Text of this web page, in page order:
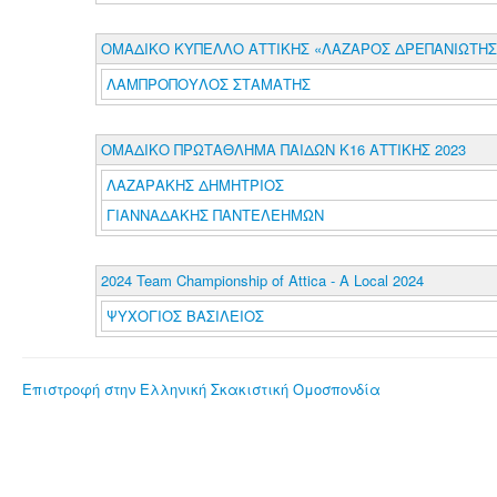
ΟΜΑΔΙΚΟ ΚΥΠΕΛΛΟ ΑΤΤΙΚΗΣ «ΛΑΖΑΡΟΣ
ΛΑΜΠΡΟΠΟΥΛΟΣ ΣΤΑΜΑΤΗΣ
ΟΜΑΔΙΚΟ ΠΡΩΤΑΘΛΗΜΑ ΠΑΙΔΩΝ Κ16 ΑΤΤΙΚΗΣ 2023
ΛΑΖΑΡΑΚΗΣ ΔΗΜΗΤΡΙΟΣ
ΓΙΑΝΝΑΔΑΚΗΣ ΠΑΝΤΕΛΕΗΜΩΝ
2024 Team Championship of Attica - A Local 2024
ΨΥΧΟΓΙΟΣ ΒΑΣΙΛΕΙΟΣ
Επιστροφή στην Ελληνική Σκακιστική Ομοσπονδία